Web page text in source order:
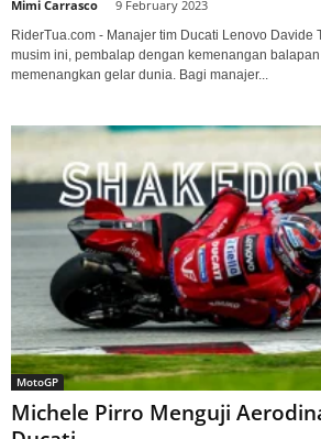
Mimi Carrasco 9 February 2023
RiderTua.com - Manajer tim Ducati Lenovo Davide
musim ini, pembalap dengan kemenangan
memenangkan gelar dunia. Bagi manajer...
MotoGP
Michele Pirro Menguji